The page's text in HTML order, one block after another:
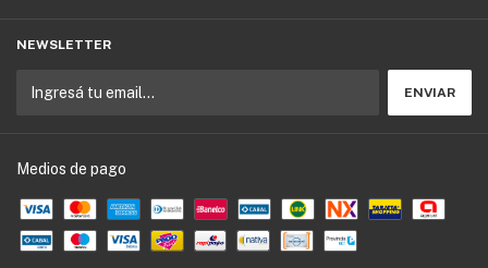
NEWSLETTER
Medios de pago